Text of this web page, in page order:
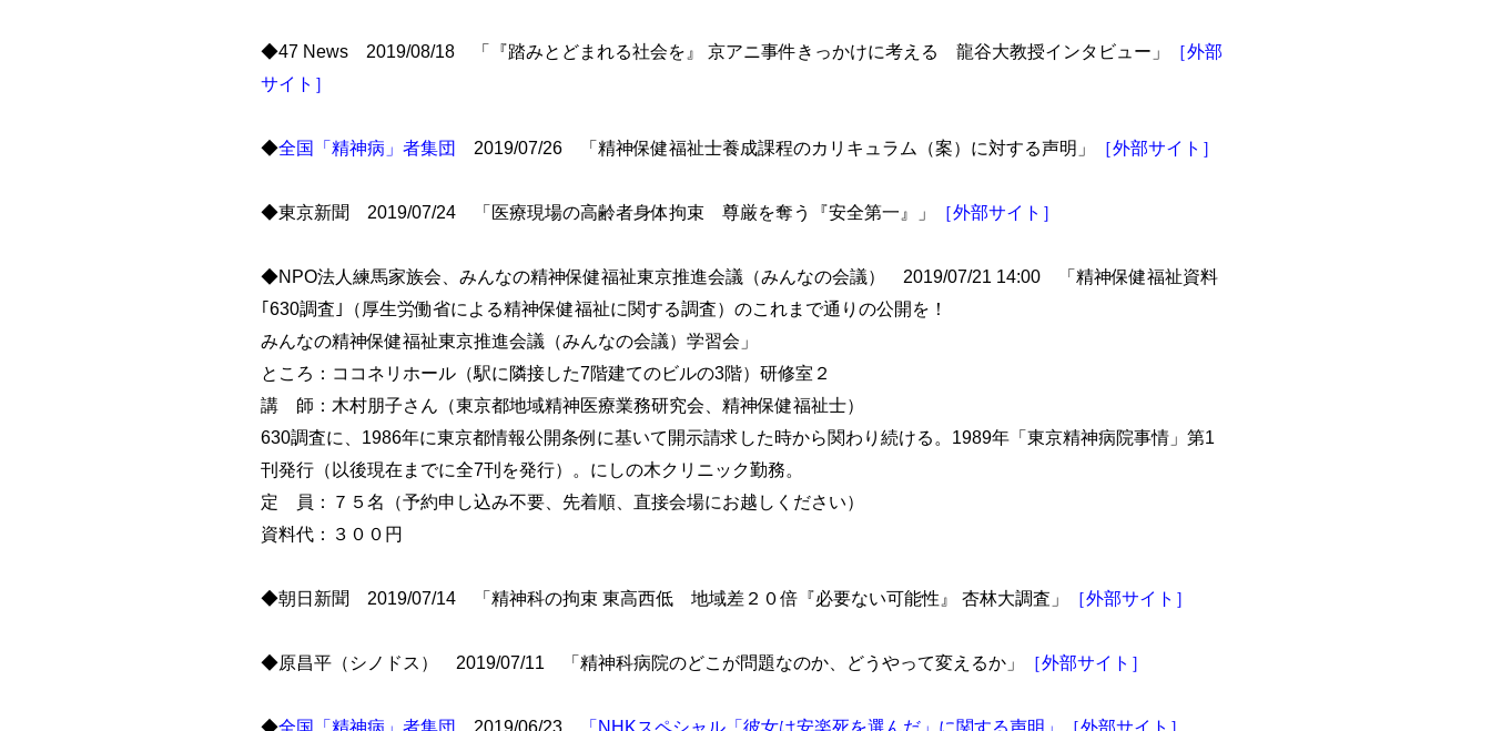
◆47 News 2019/08/18 「『踏みとどまれる社会を』 京アニ事件きっかけに考える 龍谷大教授インタビュー」
［外部
サイト］
◆全国「精神病」者集団 2019/07/26 「精神保健福祉士養成課程のカリキュラム（案）に対する声明」 ［外部サイト］
◆東京新聞 2019/07/24 「医療現場の高齢者身体拘束 尊厳を奪う『安全第一』」 ［外部サイト］
◆NPO法人練馬家族会、みんなの精神保健福祉東京推進会議（みんなの会議） 2019/07/21 14:00 「精神保健福祉資料
｢630調査｣（厚生労働省による精神保健福祉に関する調査）のこれまで通りの公開を！
みんなの精神保健福祉東京推進会議（みんなの会議）学習会」
ところ：ココネリホール（駅に隣接した7階建てのビルの3階）研修室２
講 師：木村朋子さん（東京都地域精神医療業務研究会、精神保健福祉士）
630調査に、1986年に東京都情報公開条例に基いて開示請求した時から関わり続ける。1989年「東京精神病院事情」第1
刊発行（以後現在までに全7刊を発行）。にしの木クリニック勤務。
定 員：７５名（予約申し込み不要、先着順、直接会場にお越しください）
資料代：３００円
◆朝日新聞 2019/07/14 「精神科の拘束 東高西低 地域差２０倍『必要ない可能性』 杏林大調査」 ［外部サイト］
◆原昌平（シノドス） 2019/07/11 「精神科病院のどこが問題なのか、どうやって変えるか」 ［外部サイト］
◆全国「精神病」者集団 2019/06/23 「NHKスペシャル「彼女は安楽死を選んだ」に関する声明」 ［外部サイト］